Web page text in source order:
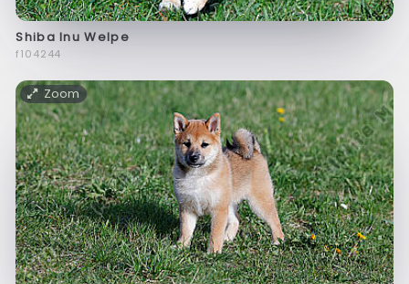
Shiba Inu Welpe
f104244
Zoom